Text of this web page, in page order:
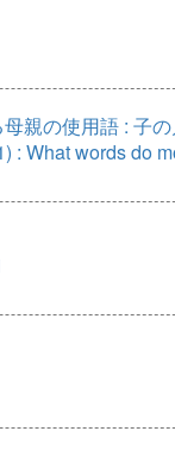
親の使用語 : 子
: What words do